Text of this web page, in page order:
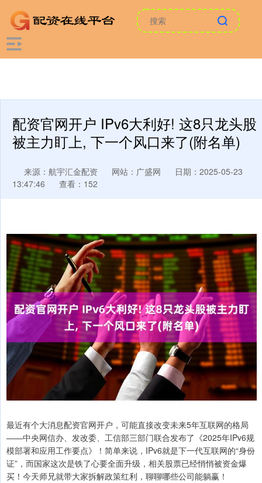
配资官网开户 IPv6大利好! 这8只龙头股
被主力盯上, 下一个风口来了(附名单)
来源：航宇汇金配资 网站：广盛网
日期：2025-05-23
13:47:46
查看：152
最近有个大消息配资官网开户，可能直接改变未来5年互联网的格局
——中央网信办、发改委、工信部三部门联合发布了《2025年IPv6规
模部署和应用工作要点》！简单来说，IPv6就是下一代互联网的“身份
证”，而国家这次是铁了心要全面升级，相关股票已经悄悄被资金爆
买！今天师兄就带大家拆解政策红利，聊聊哪些公司能躺赢！